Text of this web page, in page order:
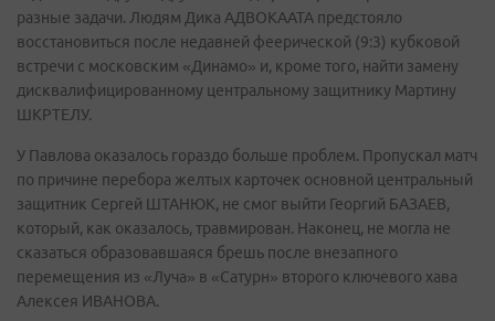
разные задачи. Людям Дика АДВОКААТА предстояло
восстановиться после недавней феерической (9:3) кубковой
встречи с московским «Динамо» и, кроме того, найти замену
дисквалифицированному центральному защитнику Мартину
ШКРТЕЛУ.
У Павлова оказалось гораздо больше проблем. Пропускал матч
по причине перебора желтых карточек основной центральный
защитник Сергей ШТАНЮК, не смог выйти Георгий БАЗАЕВ,
который, как оказалось, травмирован. Наконец, не могла не
сказаться образовавшаяся брешь после внезапного
перемещения из «Луча» в «Сатурн» второго ключевого хава
Алексея ИВАНОВА.